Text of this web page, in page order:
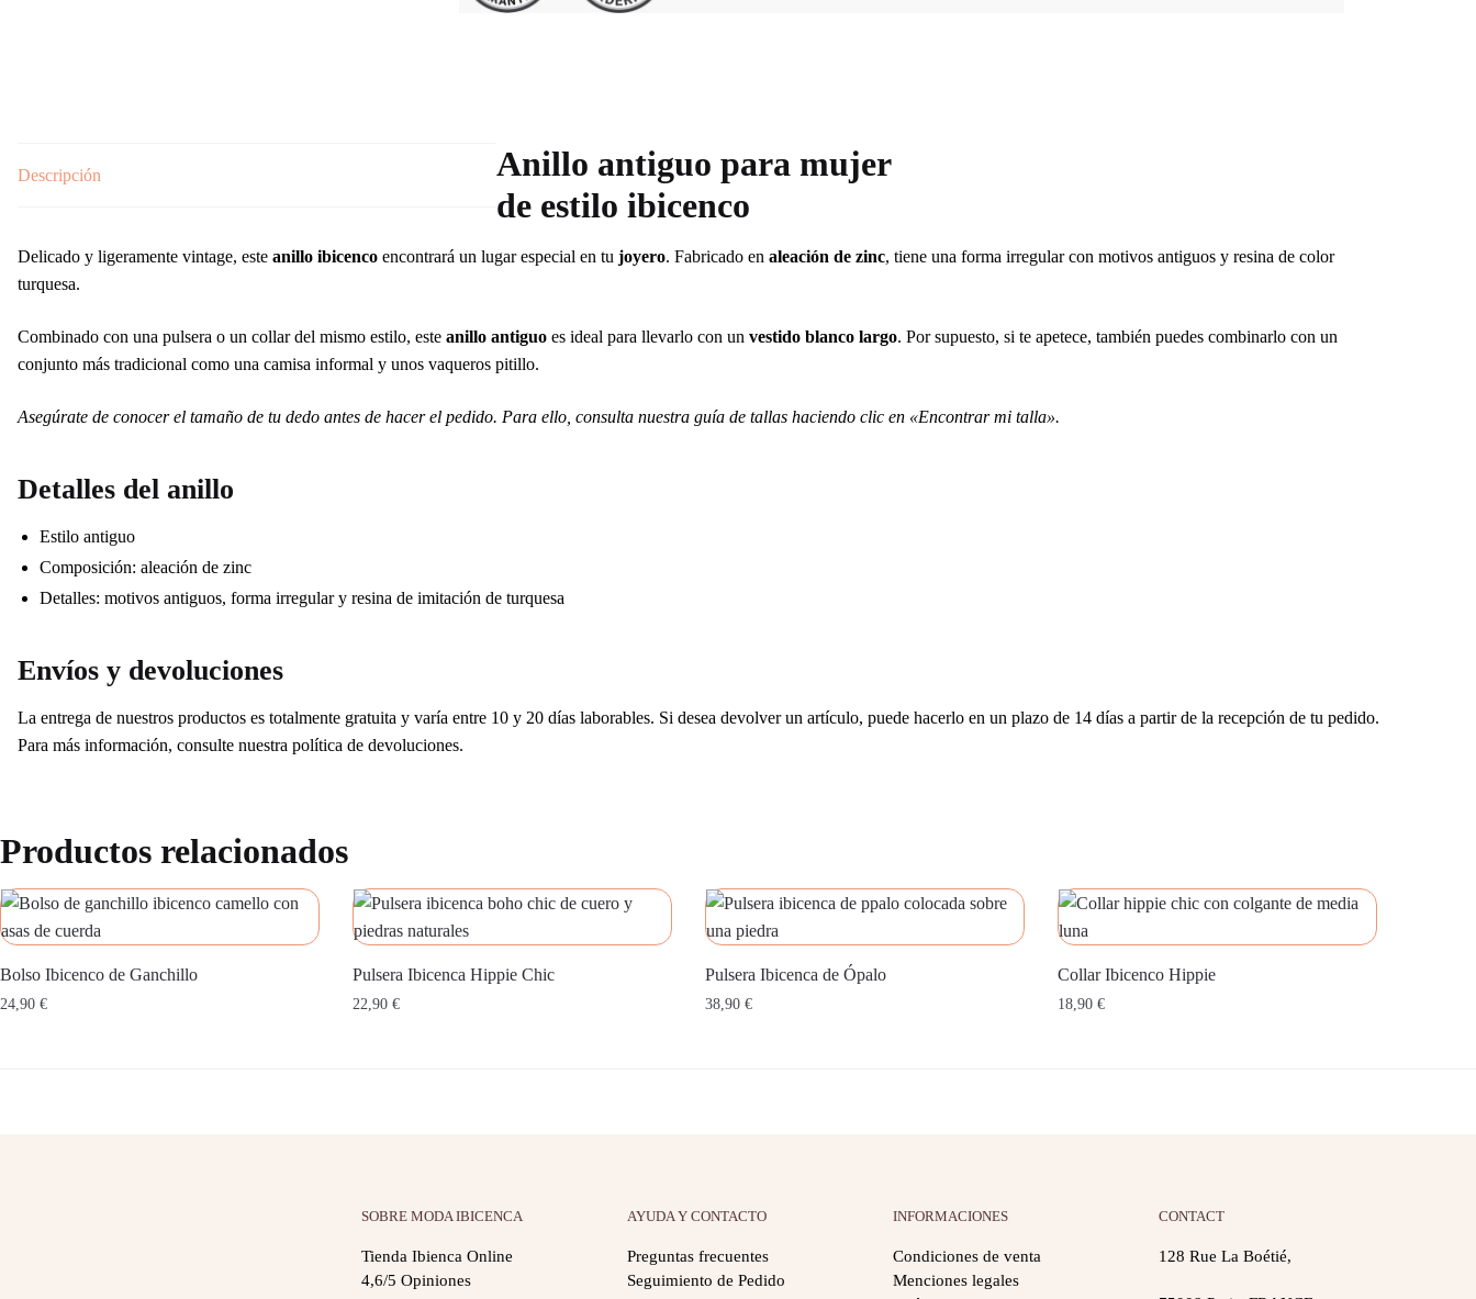
Descripción
Anillo antiguo para mujer
de estilo ibicenco
Delicado y ligeramente vintage, este anillo ibicenco encontrará un lugar especial en tu joyero. Fabricado en aleación de zinc, tiene una forma irregular con motivos antiguos y resina de color
turquesa.
Combinado con una pulsera o un collar del mismo estilo, este anillo antiguo es ideal para llevarlo con un vestido blanco largo. Por supuesto, si te apetece, también puedes combinarlo con un
conjunto más tradicional como una camisa informal y unos vaqueros pitillo.
Asegúrate de conocer el tamaño de tu dedo antes de hacer el pedido. Para ello, consulta nuestra guía de tallas haciendo clic en «Encontrar mi talla».
Detalles del anillo
Estilo antiguo
Composición: aleación de zinc
Detalles: motivos antiguos, forma irregular y resina de imitación de turquesa
Envíos y devoluciones
La entrega de nuestros productos es totalmente gratuita y varía entre 10 y 20 días laborables. Si desea devolver un artículo, puede hacerlo en un plazo de 14 días a partir de la recepción de tu pedido.
Para más información, consulte nuestra política de devoluciones.
Productos relacionados
Bolso Ibicenco de Ganchillo
24,90 €
Pulsera Ibicenca Hippie Chic
22,90 €
Pulsera Ibicenca de Ópalo
38,90 €
Collar Ibicenco Hippie
18,90 €
SOBRE MODA IBICENCA
Tienda Ibienca Online
4,6/5 Opiniones
AYUDA Y CONTACTO
Preguntas frecuentes
Seguimiento de Pedido
INFORMACIONES
Condiciones de venta
Menciones legales
CONTACT
128 Rue La Boétié,